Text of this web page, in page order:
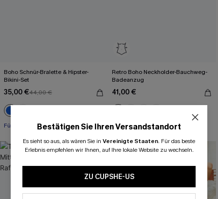
Boho Schnür-Bralette & Hipster-
Bikini-Set
35,00 €44,00 €
Für kleine Cups
Retro Boho Neckholder-Bauchweg-
Badeanzug
41,00 €
Bauch Kontrolle
Bestätigen Sie Ihren Versandstandort
Es sieht so aus, als wären Sie in Vereinigte Staaten. Für das beste
Erlebnis empfehlen wir Ihnen, auf Ihre lokale Website zu wechseln.
ZU CUPSHE-US